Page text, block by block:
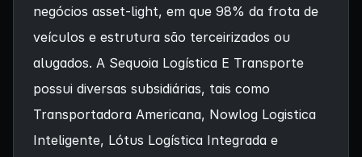
negócios asset-light, em que 98% da frota de
veículos e estrutura são terceirizados ou
alugados. A Sequoia Logística E Transporte
possui diversas subsidiárias, tais como
Transportadora Americana, Nowlog Logistica
Inteligente, Lótus Logística Integrada e